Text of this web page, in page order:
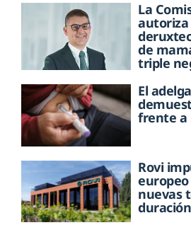
La
de
triple
El
frente a
Rovi
nuevas
duración